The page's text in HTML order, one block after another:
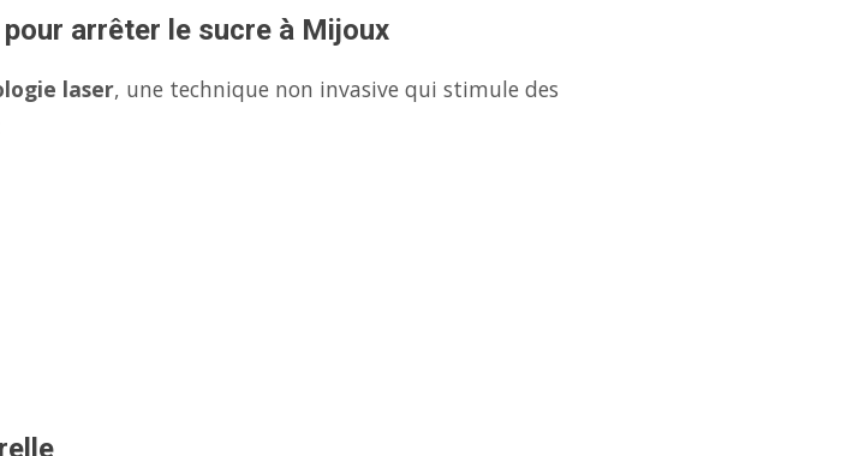
arrêter le sucre à Mijoux
laser, une technique non invasive qui stimule des